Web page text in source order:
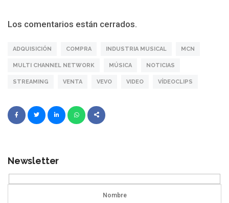
Los comentarios están cerrados.
ADQUISICIÓN COMPRA INDUSTRIA MUSICAL MCN
MULTI CHANNEL NETWORK MÚSICA NOTICIAS
STREAMING VENTA VEVO VIDEO VÍDEOCLIPS
Newsletter